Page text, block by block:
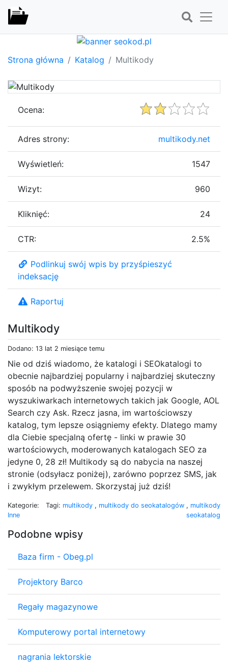
Strona główna Katalog Multikody
Multikody
Dodano: 13 lat 2 miesiące temu
Nie od dziś wiadomo, że katalogi i SEOkatalogi to
obecnie najbardziej popularny i najbardziej skuteczny
sposób na podwyższenie swojej pozycji w
wyszukiwarkach internetowych takich jak Google, AOL
Search czy Ask. Rzecz jasna, im wartościowszy
katalog, tym lepsze osiągniemy efekty. Dlatego mamy
dla Ciebie specjalną ofertę - linki w prawie 30
wartościowych, moderowanych katalogach SEO za
jedyne 0, 28 zł! Multikody są do nabycia na naszej
stronie (odsyłacz poniżej), zarówno poprzez SMS, jak
i zwykłym przelewem. Skorzystaj już dziś!
Kategorie:
Inne
Tagi: multikody , multikody do seokatalogów , multikody
seokatalog
Podobne wpisy
Baza firm - Obeg.pl
Projektory Barco
Regały magazynowe
Komputerowy portal internetowy
nagrania lektorskie
Ocena:
Adres strony: multikody.net
Wyświetleń: 1547
Wizyt: 960
Kliknięć: 24
CTR: 2.5%
Podlinkuj swój wpis by przyśpieszyć
indeksację
Raportuj